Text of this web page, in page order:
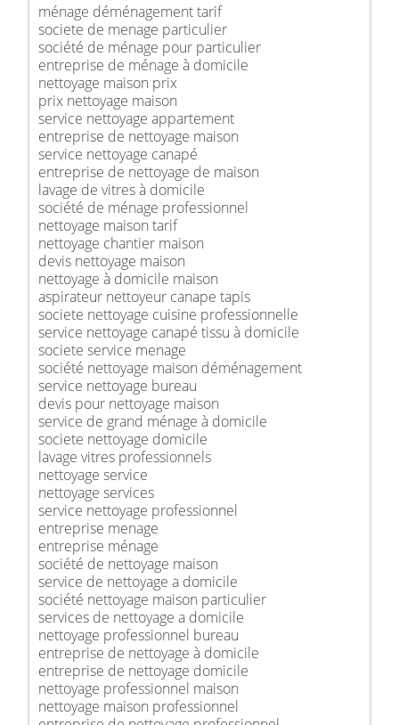
ménage déménagement tarif
societe de menage particulier
société de ménage pour particulier
entreprise de ménage à domicile
nettoyage maison prix
prix nettoyage maison
service nettoyage appartement
entreprise de nettoyage maison
service nettoyage canapé
entreprise de nettoyage de maison
lavage de vitres à domicile
société de ménage professionnel
nettoyage maison tarif
nettoyage chantier maison
devis nettoyage maison
nettoyage à domicile maison
aspirateur nettoyeur canape tapis
societe nettoyage cuisine professionnelle
service nettoyage canapé tissu à domicile
societe service menage
société nettoyage maison déménagement
service nettoyage bureau
devis pour nettoyage maison
service de grand ménage à domicile
societe nettoyage domicile
lavage vitres professionnels
nettoyage service
nettoyage services
service nettoyage professionnel
entreprise menage
entreprise ménage
société de nettoyage maison
service de nettoyage a domicile
société nettoyage maison particulier
services de nettoyage a domicile
nettoyage professionnel bureau
entreprise de nettoyage à domicile
entreprise de nettoyage domicile
nettoyage professionnel maison
nettoyage maison professionnel